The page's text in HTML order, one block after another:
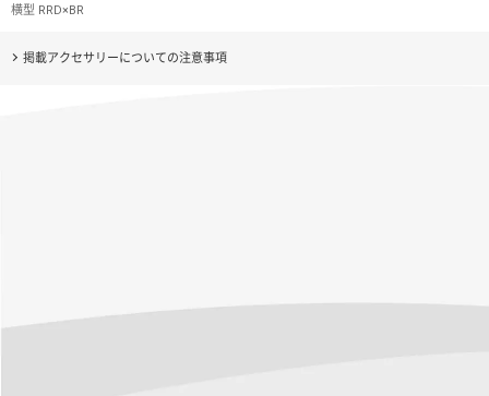
横型 RRD×BR
掲載アクセサリーについての注意事項